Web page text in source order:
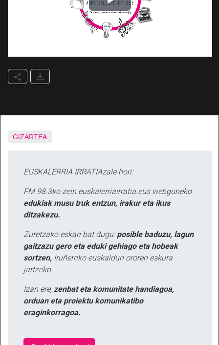
GIZARTEA
EUSKALERRIA IRRATIAzale hori:
FM 98.3ko zein euskalerriairratia.eus webguneko
edukiak musu truk entzun, irakur eta ikus
ditzakezu.
Zuretzako eskari bat dugu: posible baduzu, lagun
gaitzazu gero eta eduki gehiago eta hobeak
sortzen, Iruñerriko euskaldun ororen eskura
jartzeko.
Izan ere, zenbat eta komunitate handiagoa,
orduan eta proiektu komunikatibo
eraginkorragoa.